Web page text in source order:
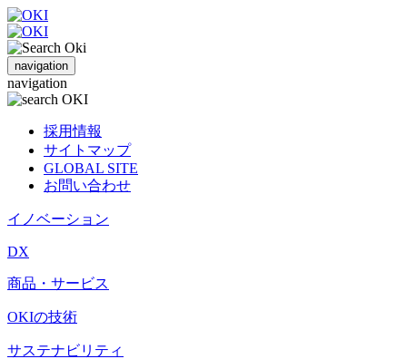
navigation
navigation
採用情報
サイトマップ
GLOBAL SITE
お問い合わせ
イノベーション
DX
商品・サービス
OKIの技術
サステナビリティ